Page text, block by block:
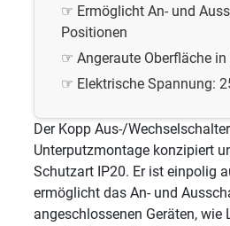
Ermöglicht An- und
Positionen
Angeraute Oberfläche
Elektrische Spannung:
Der Kopp Aus-/
Unterputzmontage konzipiert
Schutzart IP20. Er ist einpolig
ermöglicht das An- und
angeschlossenen Geräten, wie